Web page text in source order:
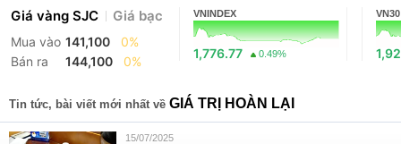
Giá vàng SJC Giá bạc
Mua vào 141,100
0%
Bán ra
144,100 0%
VNINDEX
1,776.77 0.49%
VN30
Tin tức, bài viết mới nhất về GIÁ TRỊ HOÀN LẠI
15/07/2025